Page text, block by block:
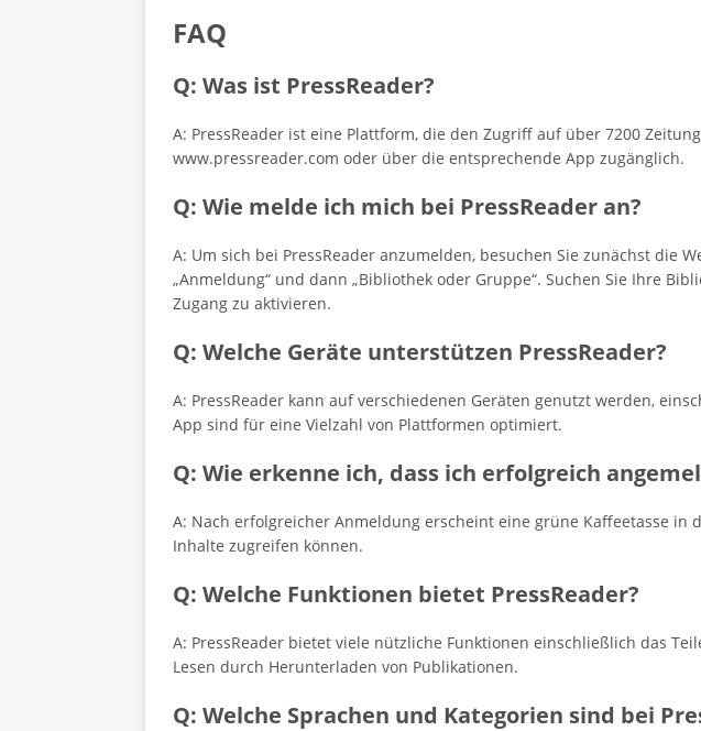
FAQ
Q: Was ist PressReader?
A: PressReader ist eine Plattform, die den Zugriff auf über 7200
www.pressreader.com oder über die entsprechende App zugänglich.
Q: Wie melde ich mich bei PressReader an?
A: Um sich bei PressReader anzumelden, besuchen Sie zunächst die
„Anmeldung“ und dann „Bibliothek oder Gruppe“. Suchen Sie Ihre
Zugang zu aktivieren.
Q: Welche Geräte unterstützen PressReader?
A: PressReader kann auf verschiedenen Geräten genutzt werden,
App sind für eine Vielzahl von Plattformen optimiert.
Q: Wie erkenne ich, dass ich erfolgreich
A: Nach erfolgreicher Anmeldung erscheint eine grüne Kaffeetasse
Inhalte zugreifen können.
Q: Welche Funktionen bietet PressReader?
A: PressReader bietet viele nützliche Funktionen einschließlich das
Lesen durch Herunterladen von Publikationen.
Q: Welche Sprachen und Kategorien sind bei